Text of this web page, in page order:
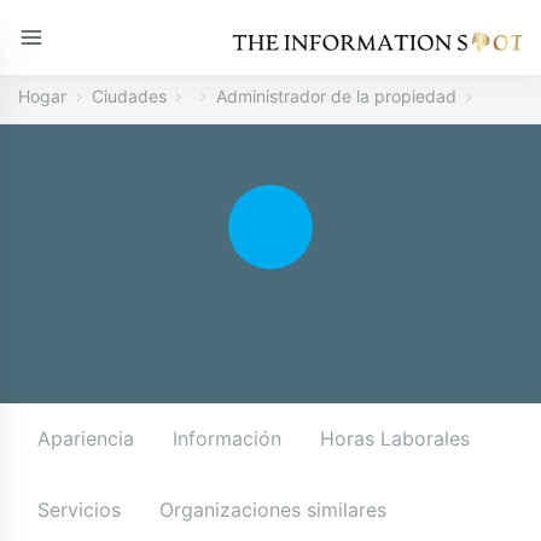
Hogar Ciudades Administrador de la propiedad
Apariencia Información Horas Laborales
Servicios Organizaciones similares